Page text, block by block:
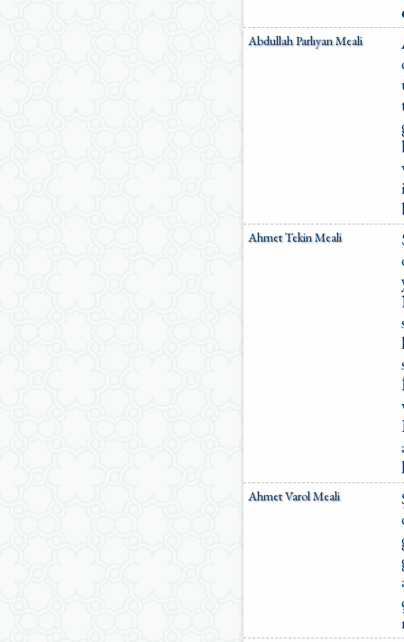
Abdullah Parlıyan Meali
Ahmet Tekin Meali
Ahmet Varol Meali